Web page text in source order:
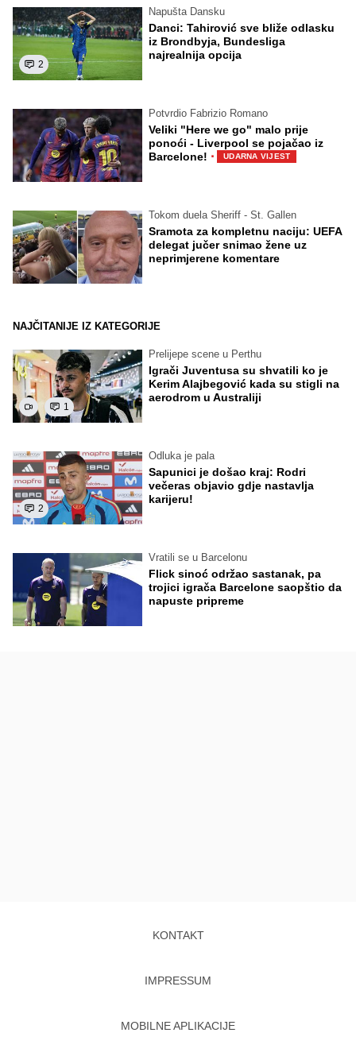
2
Napušta Dansku
Danci: Tahirović sve bliže odlasku
iz Brondbyja, Bundesliga
najrealnija opcija
Potvrdio Fabrizio Romano
Veliki "Here we go" malo prije
ponoći - Liverpool se pojačao iz
Barcelone! · UDARNA VIJEST
Tokom duela Sheriff - St. Gallen
Sramota za kompletnu naciju: UEFA
delegat jučer snimao žene uz
neprimjerene komentare
NAJČITANIJE IZ KATEGORIJE
1
Prelijepe scene u Perthu
Igrači Juventusa su shvatili ko je
Kerim Alajbegović kada su stigli na
aerodrom u Australiji
2
Odluka je pala
Sapunici je došao kraj: Rodri
večeras objavio gdje nastavlja
karijeru!
Vratili se u Barcelonu
Flick sinoć održao sastanak, pa
trojici igrača Barcelone saopštio da
napuste pripreme
KONTAKT
IMPRESSUM
MOBILNE APLIKACIJE